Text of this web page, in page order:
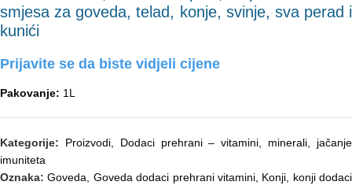
smjesa za goveda, telad, konje, svinje, sva perad i
kunići
Prijavite se da biste vidjeli cijene
Pakovanje: 1L
Kategorije: Proizvodi,
Dodaci prehrani – vitamini, minerali, jačanje
imuniteta
Oznaka: Goveda Goveda dodaci prehrani vitamini, Konji
konji dodaci